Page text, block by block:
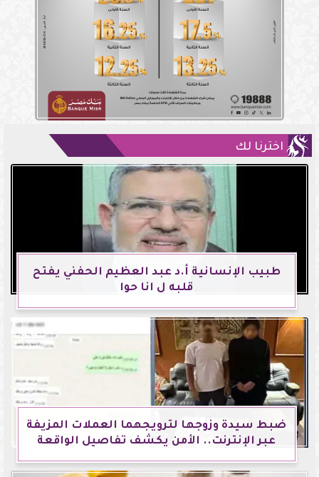
اخترنا لك
طبيب الإنسانية أ.د عبد العظيم الحفني يفتح
قلبه ل انا حوا
ضبط سيدة وزوجها لترويجهما العملات المزيفة
عبر الإنترنت.. الأمن يكشف تفاصيل الواقعة